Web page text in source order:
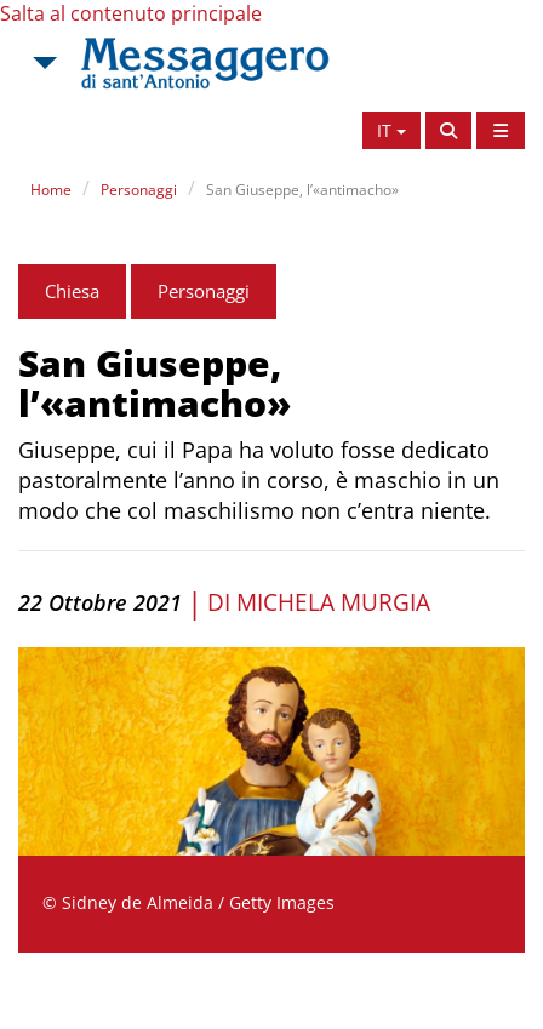
Salta al contenuto principale
IT
Home Personaggi San Giuseppe, l’«antimacho»
Chiesa Personaggi
San Giuseppe,
l’«antimacho»
Giuseppe, cui il Papa ha voluto fosse dedicato
pastoralmente l’anno in corso, è maschio in un
modo che col maschilismo non c’entra niente.
22 Ottobre 2021 | DI MICHELA MURGIA
© Sidney de Almeida / Getty Images